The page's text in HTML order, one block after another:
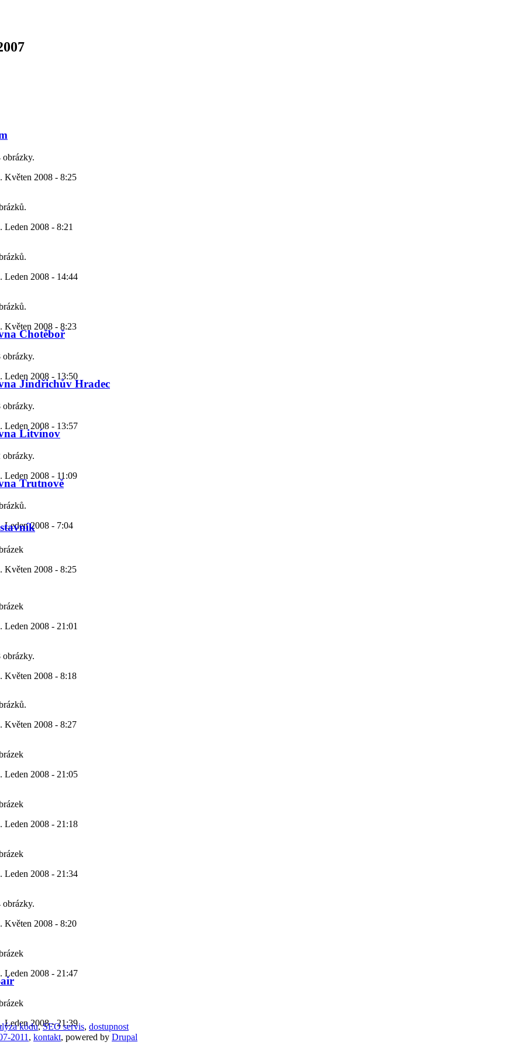
Květen 2008 - 8:25
Leden 2008 - 8:21
Leden 2008 - 14:44
Květen 2008 - 8:23
Chotěboř
Leden 2008 - 13:50
Jindřichův Hradec
Leden 2008 - 13:57
Litvínov
obrázky.
Leden 2008 - 11:09
Trutnově
Leden 2008 - 7:04
Květen 2008 - 8:25
Leden 2008 - 21:01
obrázky.
Květen 2008 - 8:18
Květen 2008 - 8:27
Leden 2008 - 21:05
Leden 2008 - 21:18
Leden 2008 - 21:34
Květen 2008 - 8:20
Leden 2008 - 21:47
Leden 2008 - 21:39
kódu,SEO servis, dostupnost
2011 , kontakt, powered by Drupal